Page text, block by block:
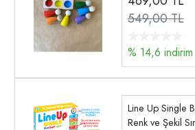
549,00 TL
% 14,6 indirim
Line Up Single
Renk ve Şekil